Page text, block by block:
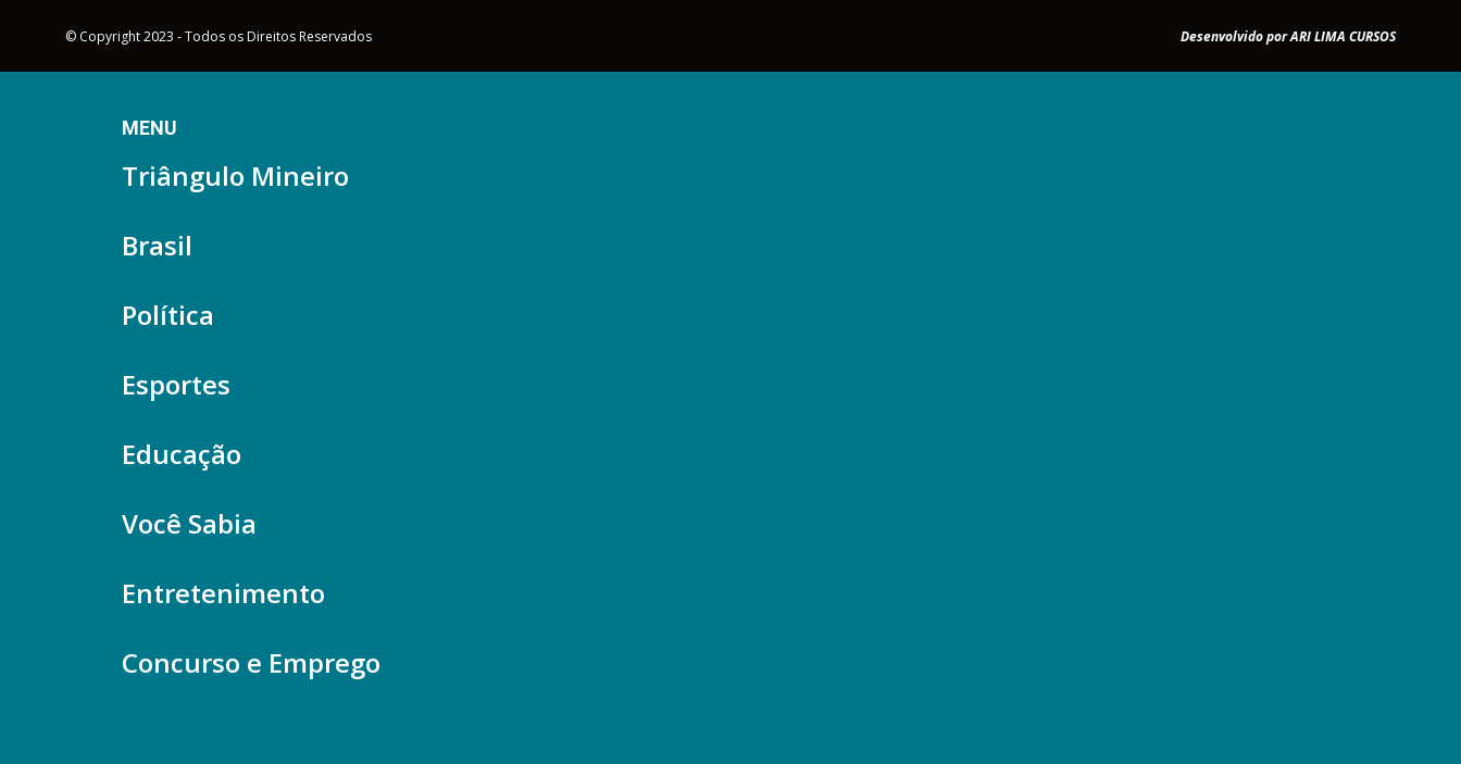
© Copyright 2023 - Todos os Direitos Reservados Desenvolvido por ARI LIMA CURSOS
MENU
Triângulo Mineiro
Brasil
Política
Esportes
Educação
Você Sabia
Entretenimento
Concurso e Emprego